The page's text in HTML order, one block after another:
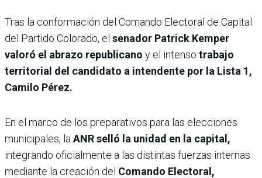
Tras la conformación del Comando Electoral de Capital
del Partido Colorado, el senador Patrick Kemper
valoró el abrazo republicano y el intenso trabajo
territorial del candidato a intendente por la Lista 1,
Camilo Pérez.
En el marco de los preparativos para las elecciones
municipales, la ANR selló la unidad en la capital,
integrando oficialmente a las distintas fuerzas internas
mediante la creación del Comando Electoral,